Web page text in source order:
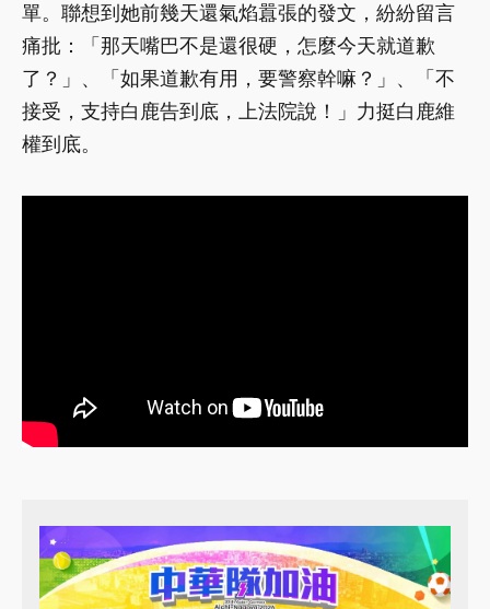
單。聯想到她前幾天還氣焰囂張的發文，紛紛留言
痛批：「那天嘴巴不是還很硬，怎麼今天就道歉
了？」、「如果道歉有用，要警察幹嘛？」、「不
接受，支持白鹿告到底，上法院說！」力挺白鹿維
權到底。